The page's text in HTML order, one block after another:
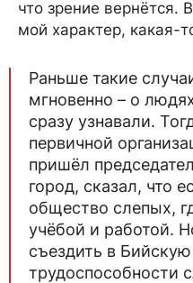
что зрение вернётся.
мой характер, какая-
Раньше такие
мгновенно – о
сразу узнавали.
первичной
пришёл
город, сказал, что
общество слепых,
учёбой и работой.
съездить в
трудоспособности